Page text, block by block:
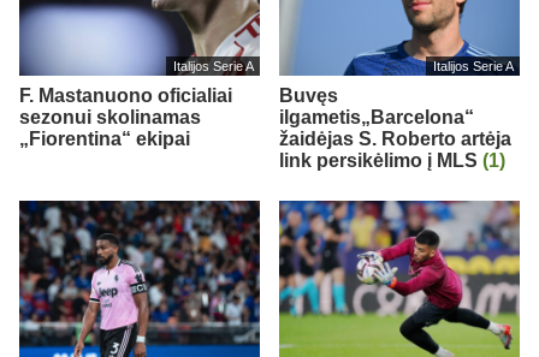
Italijos Serie A
F. Mastanuono oficialiai
sezonui skolinamas
„Fiorentina“ ekipai
Italijos Serie A
Buvęs
ilgametis„Barcelona“
žaidėjas S. Roberto artėja
link persikėlimo į MLS (1)